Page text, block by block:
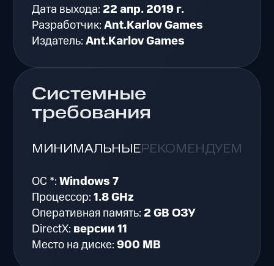
Дата выхода: 22 апр. 2019 г.
Разработчик:Ant.Karlov Games
Издатель:Ant.Karlov Games
Системные
требования
МИНИМАЛЬНЫЕРЕКОМЕНДУЕМЫЕ
ОС *:Windows 7
Процессор:1.8 GHz
Оперативная память: 2 GB ОЗУ
DirectX: версии 11
Место на диске:900 MB